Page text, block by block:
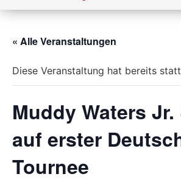
« Alle Veranstaltungen
Diese Veranstaltung hat bereits
Muddy Waters
auf erster
Tournee